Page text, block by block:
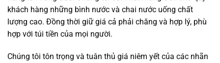
khách hàng những bình nước và chai nước uống chất
lượng cao. Đồng thời giữ giá cả phải chăng và hợp lý, phù
hợp với túi tiền của mọi người.
Chúng tôi tôn trọng và tuân thủ giá niêm yết của các nhãn